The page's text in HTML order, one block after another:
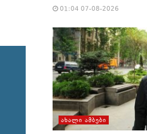
01:04 07-08-2026
ᲐᲮᲐᲚᲘ ᲐᲛᲑᲔᲑᲘ